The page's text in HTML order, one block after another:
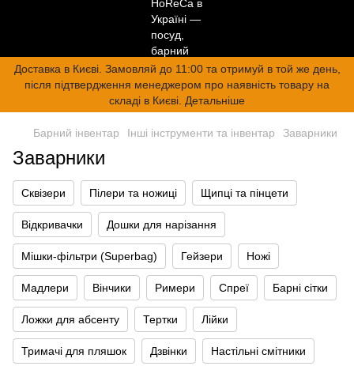
Доставка в Києві. Замовляй до 11:00 та отримуй в той же день,
після підтвердження менеджером про наявність товару на
складі в Києві. Детальніше
Барний інвентар Інші інструменти та інвентар Заварники
Заварники
Сквізери Пілери та ножиці Щипці та пінцети
Відкривачки Дошки для нарізання
Мішки-фільтри (Superbag) Гейзери Ножі
Мадлери Вінчики Римери Спреї Барні сітки
Ложки для абсенту Тертки Лійки
Тримачі для пляшок Дзвінки Настільні смітники